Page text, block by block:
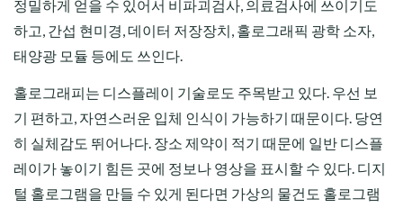
정밀하게 얻을 수 있어서 비파괴검사, 의료검사에 쓰이기도
하고, 간섭 현미경, 데이터 저장장치, 홀로그래픽 광학 소자,
태양광 모듈 등에도 쓰인다.
홀로그래피는 디스플레이 기술로도 주목받고 있다. 우선 보
기 편하고, 자연스러운 입체 인식이 가능하기 때문이다. 당연
히 실체감도 뛰어나다. 장소 제약이 적기 때문에 일반 디스플
레이가 놓이기 힘든 곳에 정보나 영상을 표시할 수 있다. 디지
털 홀로그램을 만들 수 있게 된다면 가상의 물건도 홀로그램